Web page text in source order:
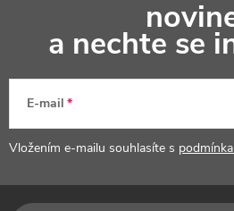
a
a nechte se
E-mail
Vložením e-mailu souhlasíte s